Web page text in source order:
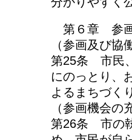
第６章 参画
（参画及び協
第25条 市民
にのっとり、
よるまちづく
（参画機会の
第26条 市の